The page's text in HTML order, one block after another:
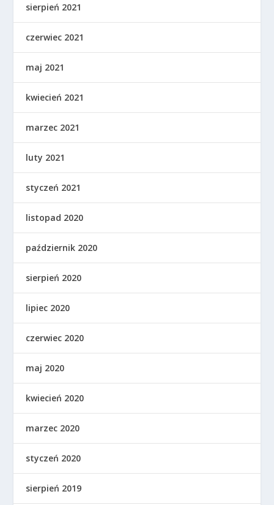
sierpień 2021
czerwiec 2021
maj 2021
kwiecień 2021
marzec 2021
luty 2021
styczeń 2021
listopad 2020
październik 2020
sierpień 2020
lipiec 2020
czerwiec 2020
maj 2020
kwiecień 2020
marzec 2020
styczeń 2020
sierpień 2019